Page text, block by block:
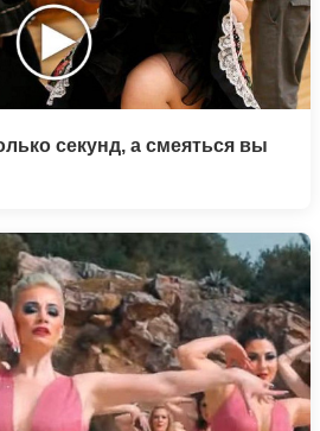
секунд, а смеяться вы